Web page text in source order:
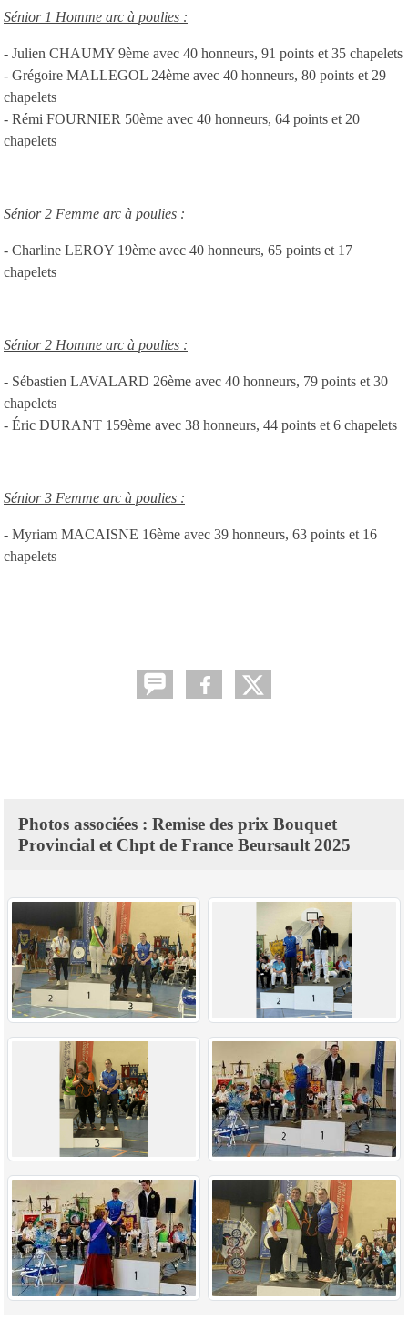
Sénior 1 Homme arc à poulies :
- Julien CHAUMY 9ème avec 40 honneurs, 91 points et 35 chapelets
- Grégoire MALLEGOL 24ème avec 40 honneurs, 80 points et 29
chapelets
- Rémi FOURNIER 50ème avec 40 honneurs, 64 points et 20
chapelets
Sénior 2 Femme arc à poulies :
- Charline LEROY 19ème avec 40 honneurs, 65 points et 17
chapelets
Sénior 2 Homme arc à poulies :
- Sébastien LAVALARD 26ème avec 40 honneurs, 79 points et 30
chapelets
- Éric DURANT 159ème avec 38 honneurs, 44 points et 6 chapelets
Sénior 3 Femme arc à poulies :
- Myriam MACAISNE 16ème avec 39 honneurs, 63 points et 16
chapelets
Photos associées : Remise des prix Bouquet
Provincial et Chpt de France Beursault 2025